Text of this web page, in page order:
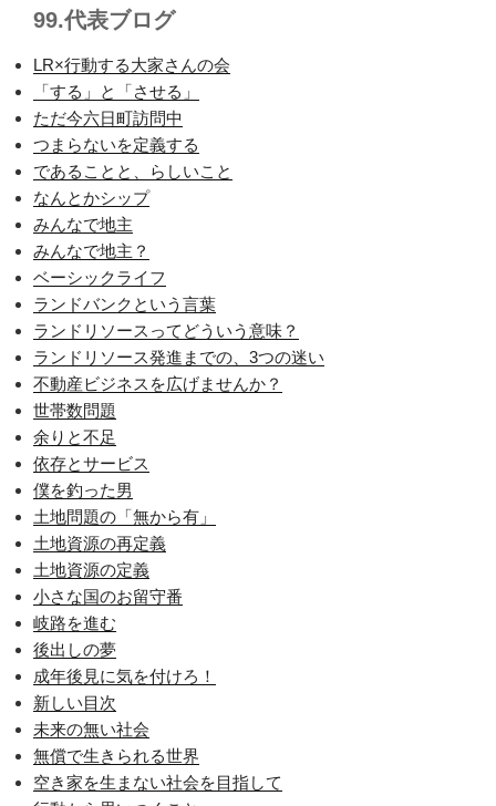
99.代表ブログ
LR×行動する大家さんの会
「する」と「させる」
ただ今六日町訪問中
つまらないを定義する
であることと、らしいこと
なんとかシップ
みんなで地主
みんなで地主？
ベーシックライフ
ランドバンクという言葉
ランドリソースってどういう意味？
ランドリソース発進までの、3つの迷い
不動産ビジネスを広げませんか？
世帯数問題
余りと不足
依存とサービス
僕を釣った男
土地問題の「無から有」
土地資源の再定義
土地資源の定義
小さな国のお留守番
岐路を進む
後出しの夢
成年後見に気を付けろ！
新しい目次
未来の無い社会
無償で生きられる世界
空き家を生まない社会を目指して